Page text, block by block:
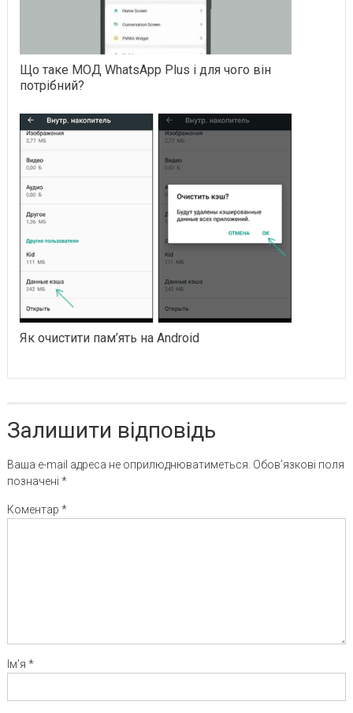
Що таке МОД WhatsApp Plus і для чого він
потрібний?
Як очистити пам’ять на Android
Залишити відповідь
Ваша e-mail адреса не оприлюднюватиметься. Обов’язкові поля
позначені *
Коментар *
Ім'я *